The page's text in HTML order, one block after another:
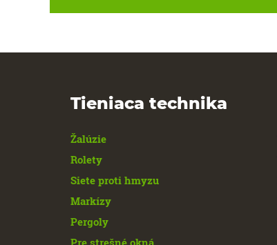
Tieniaca technika
Žalúzie
Rolety
Siete proti hmyzu
Markízy
Pergoly
Pre strešné okná